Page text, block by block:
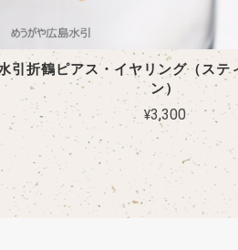
引折鶴ピアス・イヤリング（ステ
ン）
¥3,300